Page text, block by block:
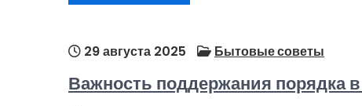
29 августа 2025 Бытовые советы
Важность поддержания порядка